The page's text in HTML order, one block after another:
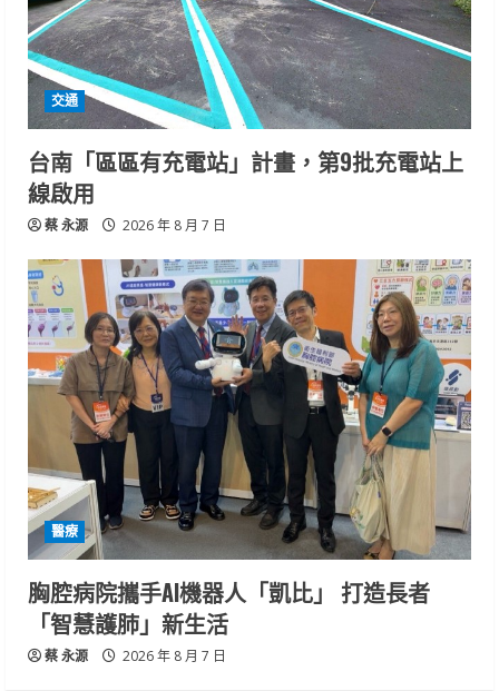
交通
台南「區區有充電站」計畫，第9批充電站上
線啟用
蔡 永源 2026 年 8 月 7 日
醫療
胸腔病院攜手AI機器人「凱比」 打造長者
「智慧護肺」新生活
蔡 永源 2026 年 8 月 7 日